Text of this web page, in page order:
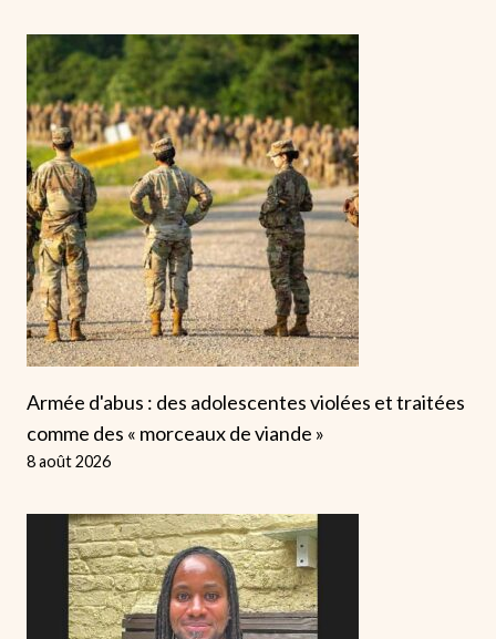
Armée d'abus : des adolescentes violées et traitées
comme des « morceaux de viande »
8 août 2026